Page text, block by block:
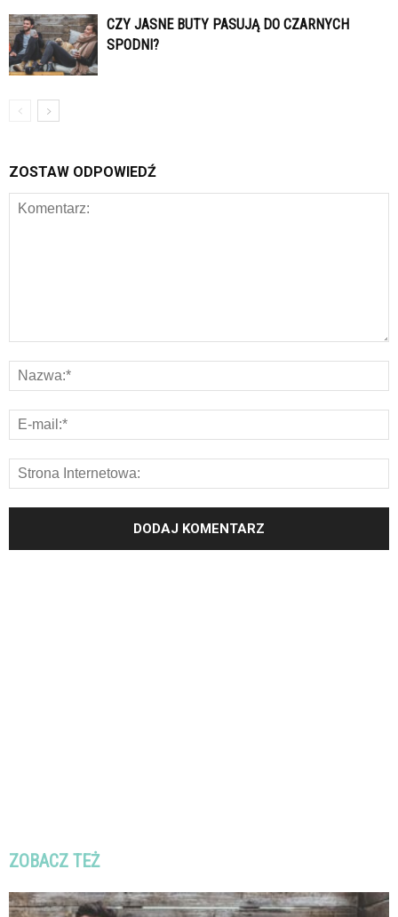
CZY JASNE BUTY PASUJĄ DO CZARNYCH
SPODNI?
ZOSTAW ODPOWIEDŹ
ZOBACZ TEŻ